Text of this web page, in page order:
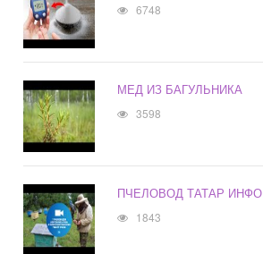
6748
МЕД ИЗ БАГУЛЬНИКА
3598
ПЧЕЛОВОД ТАТАР ИНФО
1843